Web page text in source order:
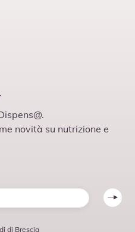
novità su nutrizione e
di Brescia